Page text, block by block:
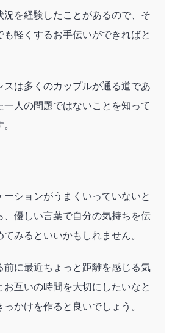
況を経験したことがあるので、そ
も軽くするお手伝いができればと
スは多くのカップルが通る道であ
一人の問題ではないことを知って
ーションがうまくいっていないと
、優しい言葉で自分の気持ちを伝
てみるといいかもしれません。
前に最近ちょっと距離を感じる気
お互いの時間を大切にしたいなと
かけを作ると良いでしょう。